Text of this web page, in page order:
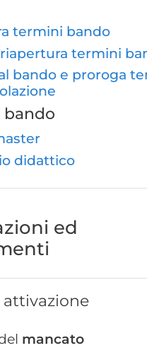
termini bando
termini
bando e proroga
bando
didattico
ed
attivazione
mancato